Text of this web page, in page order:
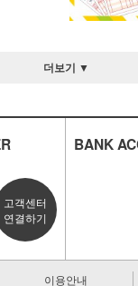
더보기 ▼
고객센터
연결하기
BANK
이용안내